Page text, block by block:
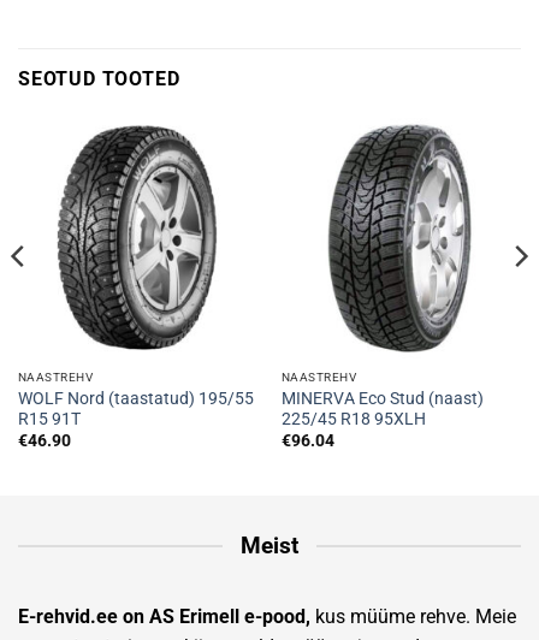
SEOTUD TOOTED
NAASTREHV
WOLF Nord (taastatud) 195/55
R15 91T
€46.90
NAASTREHV
MINERVA Eco Stud (naast)
225/45 R18 95XLH
€96.04
Meist
E-rehvid.ee on AS Erimell e-pood, kus müüme rehve. Meie